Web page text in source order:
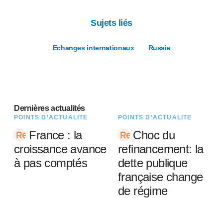
Sujets liés
Echanges internationaux Russie
Dernières actualités
POINTS D’ACTUALITÉ
France : la
croissance avance
à pas comptés
POINTS D’ACTUALITÉ
Choc du
refinancement: la
dette publique
française change
de régime